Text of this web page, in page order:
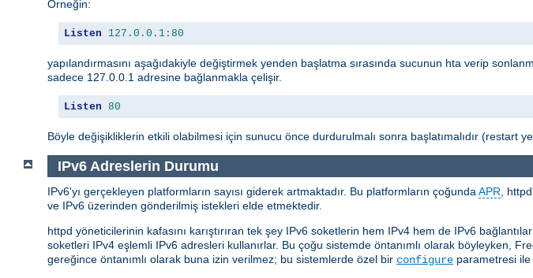
Örneğin:
Listen 127.0 . 0.1 : 80
yapılandırmasını aşağıdakiyle değiştirmek yenden başlatma sırasında sucunun hta verip
sadece 127.0.0.1 adresine bağlanmakla çelişir.
Listen 80
Böyle değişikliklerin etkili olabilmesi için sunucu önce durdurulmalı sonra başlatımalıdır (restart
IPv6 Adreslerin Durumu
IPv6'yı gerçekleyen platformların sayısı giderek artmaktadır. Bu platformların çoğundaAPR,
ve IPv6 üzerinden gönderilmiş istekleri elde etmektedir.
httpd yöneticilerinin kafasını karıştırıran tek şey IPv6 soketlerin hem IPv4 hem de IPv6
soketleri IPv4 eşlemli IPv6 adresleri kullanırlar. Bu çoğu sistemde öntanımlı olarak böyleyken,
gereğince öntanımlı olarak buna izin verilmez; bu sistemlerde özel bir configure parametresi ile